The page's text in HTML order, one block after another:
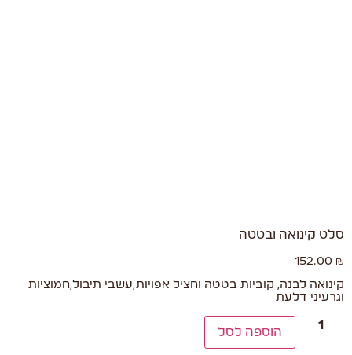
סלט קינואה ובטטה
152.00 ₪
קינואה לבנה, קוביות בטטה וחציל אפויות,עשבי תיבול,חמוציות
וגרעיני דלעת
הוספה לסל